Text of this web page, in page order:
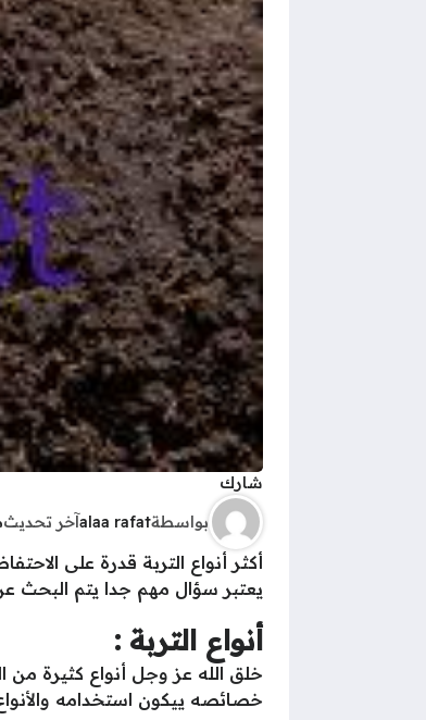
شارك
بواسطةalaa rafatآخر تحديث
أكثر أنواع التربة قدرة على
يعتبر سؤال مهم جدا يتم البحث
أنواع التربة :
خلق الله عز وجل أنواع كثيرة
خصائصه ييكون استخدامه